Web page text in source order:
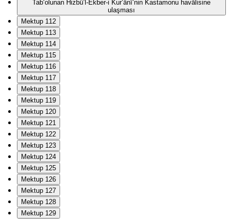
Tab‘olunan Hizbü’l-Ekber-i Kur’ânî’nin Kastamonu havâlisine
ulaşması
Mektup 112
Mektup 113
Mektup 114
Mektup 115
Mektup 116
Mektup 117
Mektup 118
Mektup 119
Mektup 120
Mektup 121
Mektup 122
Mektup 123
Mektup 124
Mektup 125
Mektup 126
Mektup 127
Mektup 128
Mektup 129